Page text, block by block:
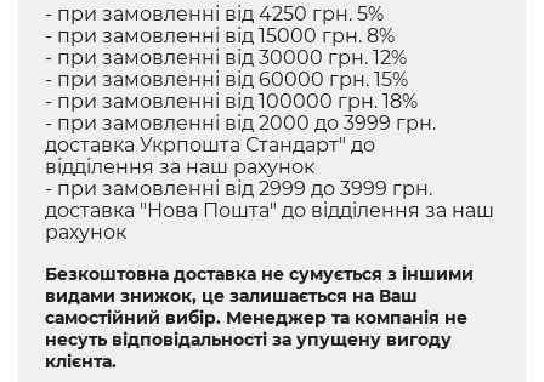
- при замовленні від 4250 грн. 5%
- при замовленні від 15000 грн. 8%
- при замовленні від 30000 грн. 12%
- при замовленні від 60000 грн. 15%
- при замовленні від 100000 грн. 18%
- при замовленні від 2000 до 3999 грн.
доставка Укрпошта Стандарт" до
відділення за наш рахунок
- при замовленні від 2999 до 3999 грн.
доставка "Нова Пошта" до відділення за наш
рахунок
Безкоштовна доставка не сумується з іншими
видами знижок, це залишається на Ваш
самостійний вибір. Менеджер та компанія не
несуть відповідальності за упущену вигоду
клієнта.